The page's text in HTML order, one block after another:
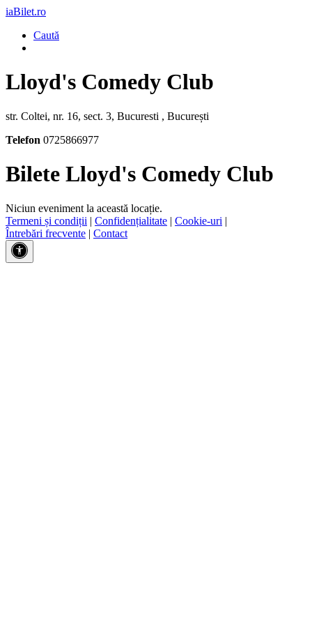
iaBilet.ro
Caută
Lloyd's Comedy Club
str. Coltei, nr. 16, sect. 3, Bucuresti , București
Telefon 0725866977
Bilete Lloyd's Comedy Club
Niciun eveniment la această locație.
Termeni și condiții | Confidențialitate | Cookie-uri |
Întrebări frecvente | Contact